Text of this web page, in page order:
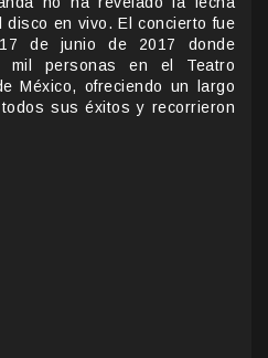
disco en vivo. El concierto fue
de junio de 2017 donde
personas en el Teatro
México, ofreciendo un largo
sus éxitos y recorrieron